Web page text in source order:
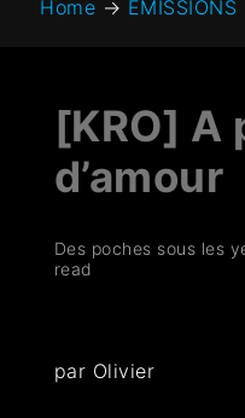
Home → ÉMISSIONS
[KRO] A
d’amour
Des poches sous les
read
par Olivier